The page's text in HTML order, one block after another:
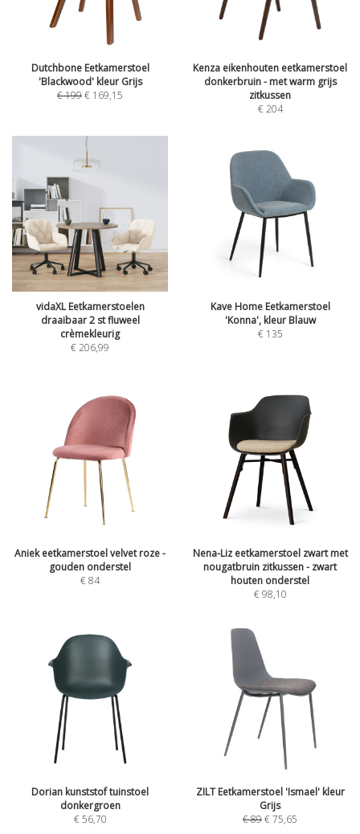
Dutchbone Eetkamerstoel
'Blackwood' kleur Grijs
€199€ 169,15
Kenza eikenhouten eetkamerstoel
donkerbruin - met warm grijs
zitkussen
€204
vidaXL Eetkamerstoelen
draaibaar 2 st fluweel
crèmekleurig
€206,99
Kave Home Eetkamerstoel
'Konna', kleur Blauw
€ 135
Aniek eetkamerstoel velvet roze -
gouden onderstel
€84
Nena-Liz eetkamerstoel zwart met
nougatbruin zitkussen - zwart
houten onderstel
€98,10
Dorian kunststof tuinstoel
donkergroen
€56,70
ZILT Eetkamerstoel 'Ismael' kleur
Grijs
€89€75,65